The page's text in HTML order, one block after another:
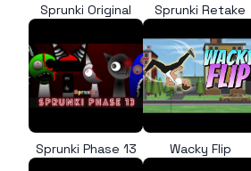
Sprunki Original Sprunki Retake
Sprunki Phase 13 Wacky Flip